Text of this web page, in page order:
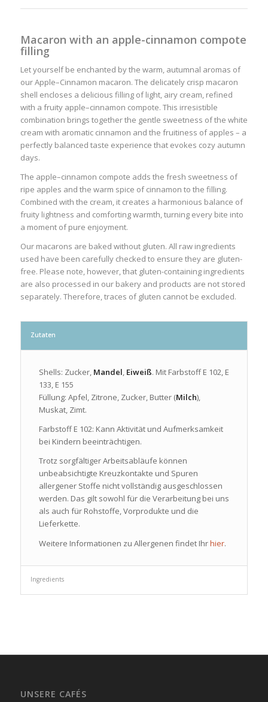
Macaron with an apple-cinnamon compote
filling
Let yourself be enchanted by the warm, autumnal aromas of
our Apple–Cinnamon macaron. The delicately crisp macaron
shell encloses a delicious filling of light, airy cream, refined
with a fruity apple–cinnamon compote. This irresistible
combination brings together the gentle sweetness of the white
cream with aromatic cinnamon and the fruitiness of apples – a
perfectly balanced taste experience that evokes cozy autumn
days.
The apple–cinnamon compote adds the fresh sweetness of
ripe apples and the warm spice of cinnamon to the filling.
Combined with the cream, it creates a harmonious balance of
fruity lightness and comforting warmth, turning every bite into
a moment of pure enjoyment.
Our macarons are baked without gluten. All raw ingredients
used have been carefully checked to ensure they are gluten-
free. Please note, however, that gluten-containing ingredients
are also processed in our bakery and products are not stored
separately. Therefore, traces of gluten cannot be excluded.
Zutaten
Shells: Zucker, Mandel, Eiweiß. Mit Farbstoff E 102, E
133, E 155
Füllung: Apfel, Zitrone, Zucker, Butter (Milch),
Muskat, Zimt.
Farbstoff E 102: Kann Aktivität und Aufmerksamkeit
bei Kindern beeinträchtigen.
Trotz sorgfältiger Arbeitsabläufe können
unbeabsichtigte Kreuzkontakte und Spuren
allergener Stoffe nicht vollständig ausgeschlossen
werden. Das gilt sowohl für die Verarbeitung bei uns
als auch für Rohstoffe, Vorprodukte und die
Lieferkette.
Weitere Informationen zu Allergenen findet Ihrhier.
Ingredients
UNSERE CAFÉS